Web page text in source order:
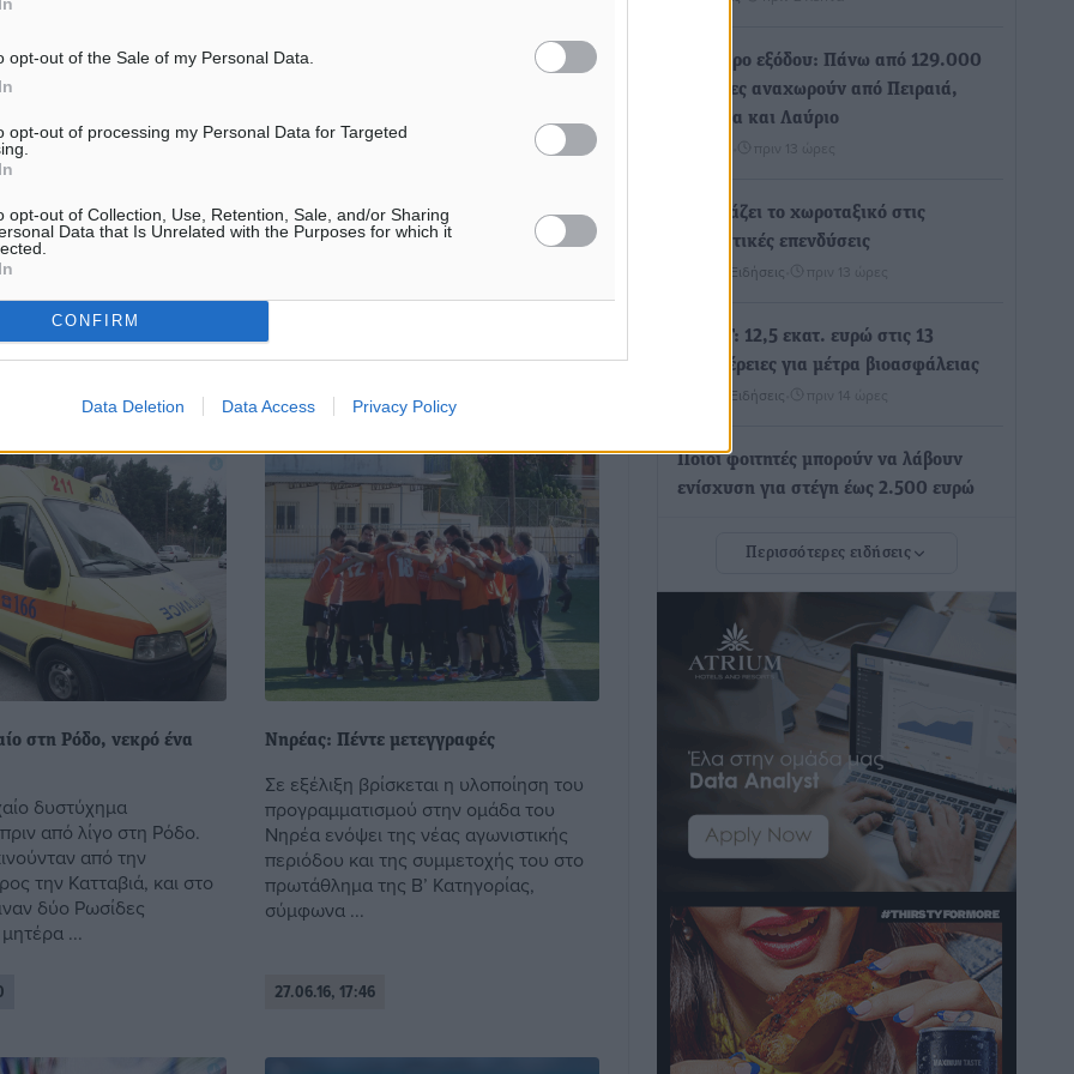
opt-out of the Sale of my Personal Data.
opt-out of processing my Personal Data for Targeted
opt-out of Collection, Use, Retention, Sale, and/or Sharing
Data that Is Unrelated with the Purposes for which it
CONFIRM
Data Deletion Data Access Privacy Policy
ενίσχυση
μέσα στο
οι άνθρωποι του
την απόκτηση
ενισχύοντας
έμψυχο δυναμικό τους,
Ατρόμητος Διμυλιάς: Την Κυριακή
του Ατρόμητου Διμυλιάς είναι η
προσεχής Κυριακή. Όπως ανακοίνωσε
Κυριακής, στην Κοινοτική αίθουσα
στη Ρόδο, νεκρό ένα
δυστύχημα
από λίγο στη Ρόδο.
από την
την Κατταβιά, και στο
δύο Ρωσίδες
μητέρα ...
Νηρέας: Πέντε μετεγγραφές
Σε εξέλιξη βρίσκεται η υλοποίηση του
προγραμματισμού στην ομάδα του
Νηρέα ενόψει της νέας αγωνιστικής
περιόδου και της συμμετοχής του στο
πρωτάθλημα της Β’ Κατηγορίας,
σύμφωνα ...
27.06.16, 17:46
Τριήμερο εξόδου: Πάνω από 129.000
επιβάτες αναχωρούν από Πειραιά,
Ραφήνα και Λαύριο
πριν 13 ώρες
Τι αλλάζει το χωροταξικό στις
τουριστικές επενδύσεις
Τοπικές Ειδήσεις πριν 13 ώρες
ΥΠΑΑΤ: 12,5 εκατ. ευρώ στις 13
Περιφέρειες για μέτρα βιοασφάλειας
Τοπικές Ειδήσεις πριν 14 ώρες
Ποιοι φοιτητές μπορούν να λάβουν
ενίσχυση για στέγη έως 2.500 ευρώ
ελληνικά νησιά»: Τουρκική εφημερίδα
εξηγεί τους λόγους που οι γείτονες
προτιμούν την Ελλάδα για διακοπές
πριν 14 ώρες
«Μουσικό Ταξίδι στο Αιγαίο»: Η Ρόδος
έγραψε μια νέα σελίδα στον πολιτισμό
Πολιτιστικά πριν 14 ώρες
Άμεσα μέτρα για την ενίσχυση του
Νοσοκομείου Ρόδου και αντιμετώπιση
των ελλείψεων προσωπικού
ανακοίνωσε ο Άδωνις Γεωργιάδης
Τοπικές Ειδήσεις • πριν 15 ώρες
Iατρικός Σύλλογος Ροδου προς Α.
Περισσότερες ειδήσεις